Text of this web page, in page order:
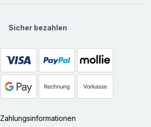
Sicher bezahlen
Zahlungsinformationen